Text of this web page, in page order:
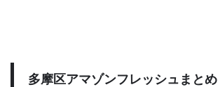
多摩区アマゾンフレッシュまとめ